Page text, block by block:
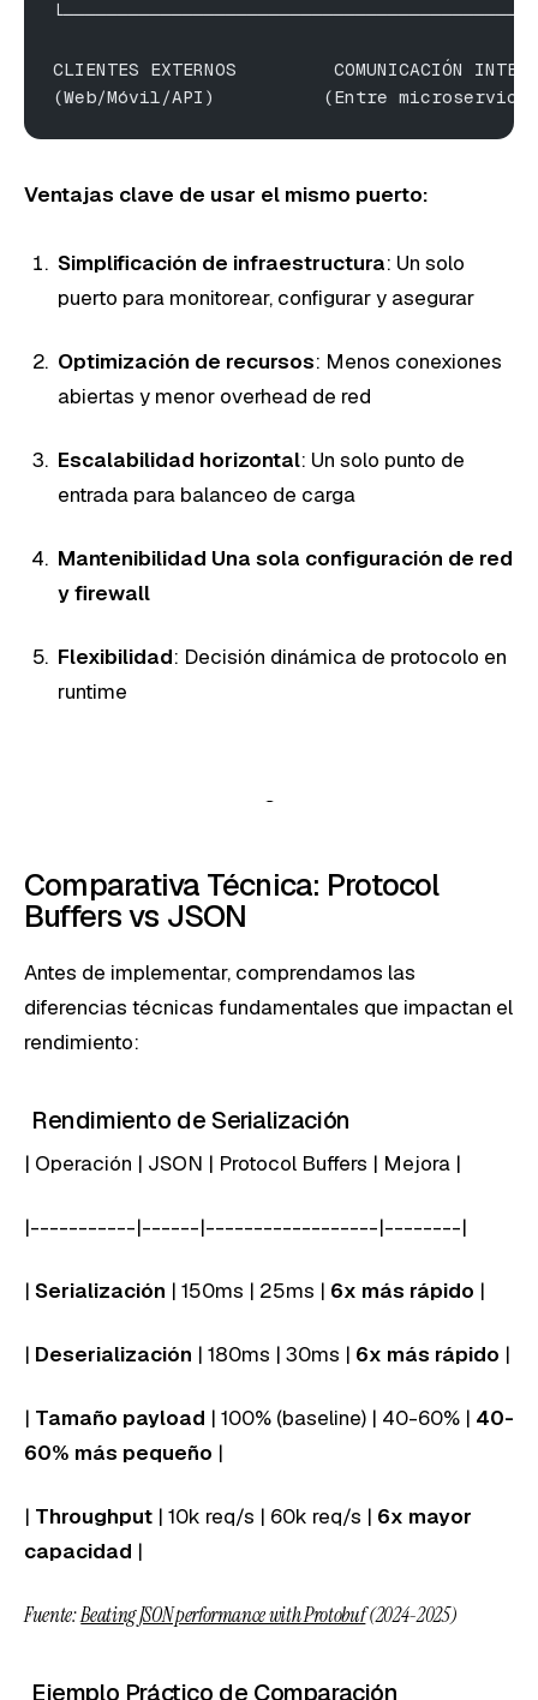
CLIENTES EXTERNOS         COMUNICACIÓN
(Web/Móvil/API)          (Entre
Ventajas clave de usar el mismo puerto:
Simplificación de infraestructura: Un solo
puerto para monitorear, configurar y asegurar
Optimización de recursos: Menos conexiones
abiertas y menor overhead de red
Escalabilidad horizontal: Un solo punto de
entrada para balanceo de carga
Mantenibilidad Una sola configuración de red
y firewall
Flexibilidad: Decisión dinámica de protocolo en
runtime
Comparativa Técnica: Protocol
Buffers vs JSON
Antes de implementar, comprendamos las
diferencias técnicas fundamentales que impactan el
rendimiento:
Rendimiento de Serialización
| Operación | JSON | Protocol Buffers | Mejora |
|-----------|------|------------------|--------|
| Serialización | 150ms | 25ms | 6x más rápido |
| Deserialización | 180ms | 30ms | 6x más rápido |
| Tamaño payload | 100% (baseline) | 40-60% | 40-
60% más pequeño |
| Throughput | 10k req/s | 60k req/s | 6x mayor
capacidad |
Fuente:Beating JSON performance with Protobuf(2024-2025)
Ejemplo Práctico de Comparación